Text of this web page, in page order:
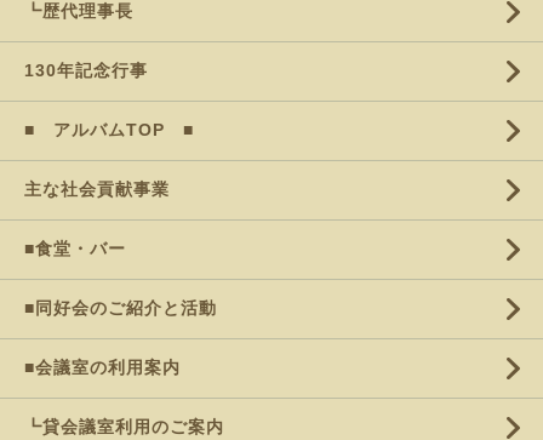
┗歴代理事長
130年記念行事
■ アルバムTOP ■
主な社会貢献事業
■食堂・バー
■同好会のご紹介と活動
■会議室の利用案内
┗貸会議室利用のご案内